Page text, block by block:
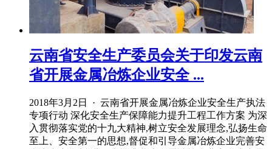
云南省安全生产委员会关于印发云南
省开展金属冶炼企业安全 ...
2018年3月2日 · 云南省开展金属冶炼企业安全生产执法
专项行动 深化安全生产保障能力提升工程工作方案 为深
入贯彻落实党的十九大精神,树立安全发展理念,弘扬生命
至上、安全第一的思想,督促和引导金属冶炼企业完善安